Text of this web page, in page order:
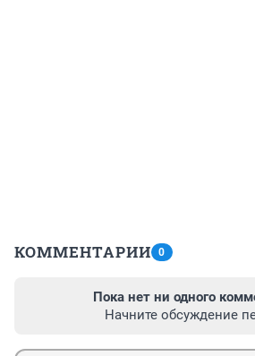
КОММЕНТАРИИ 0
Пока нет ни одного
Начните обсуждение